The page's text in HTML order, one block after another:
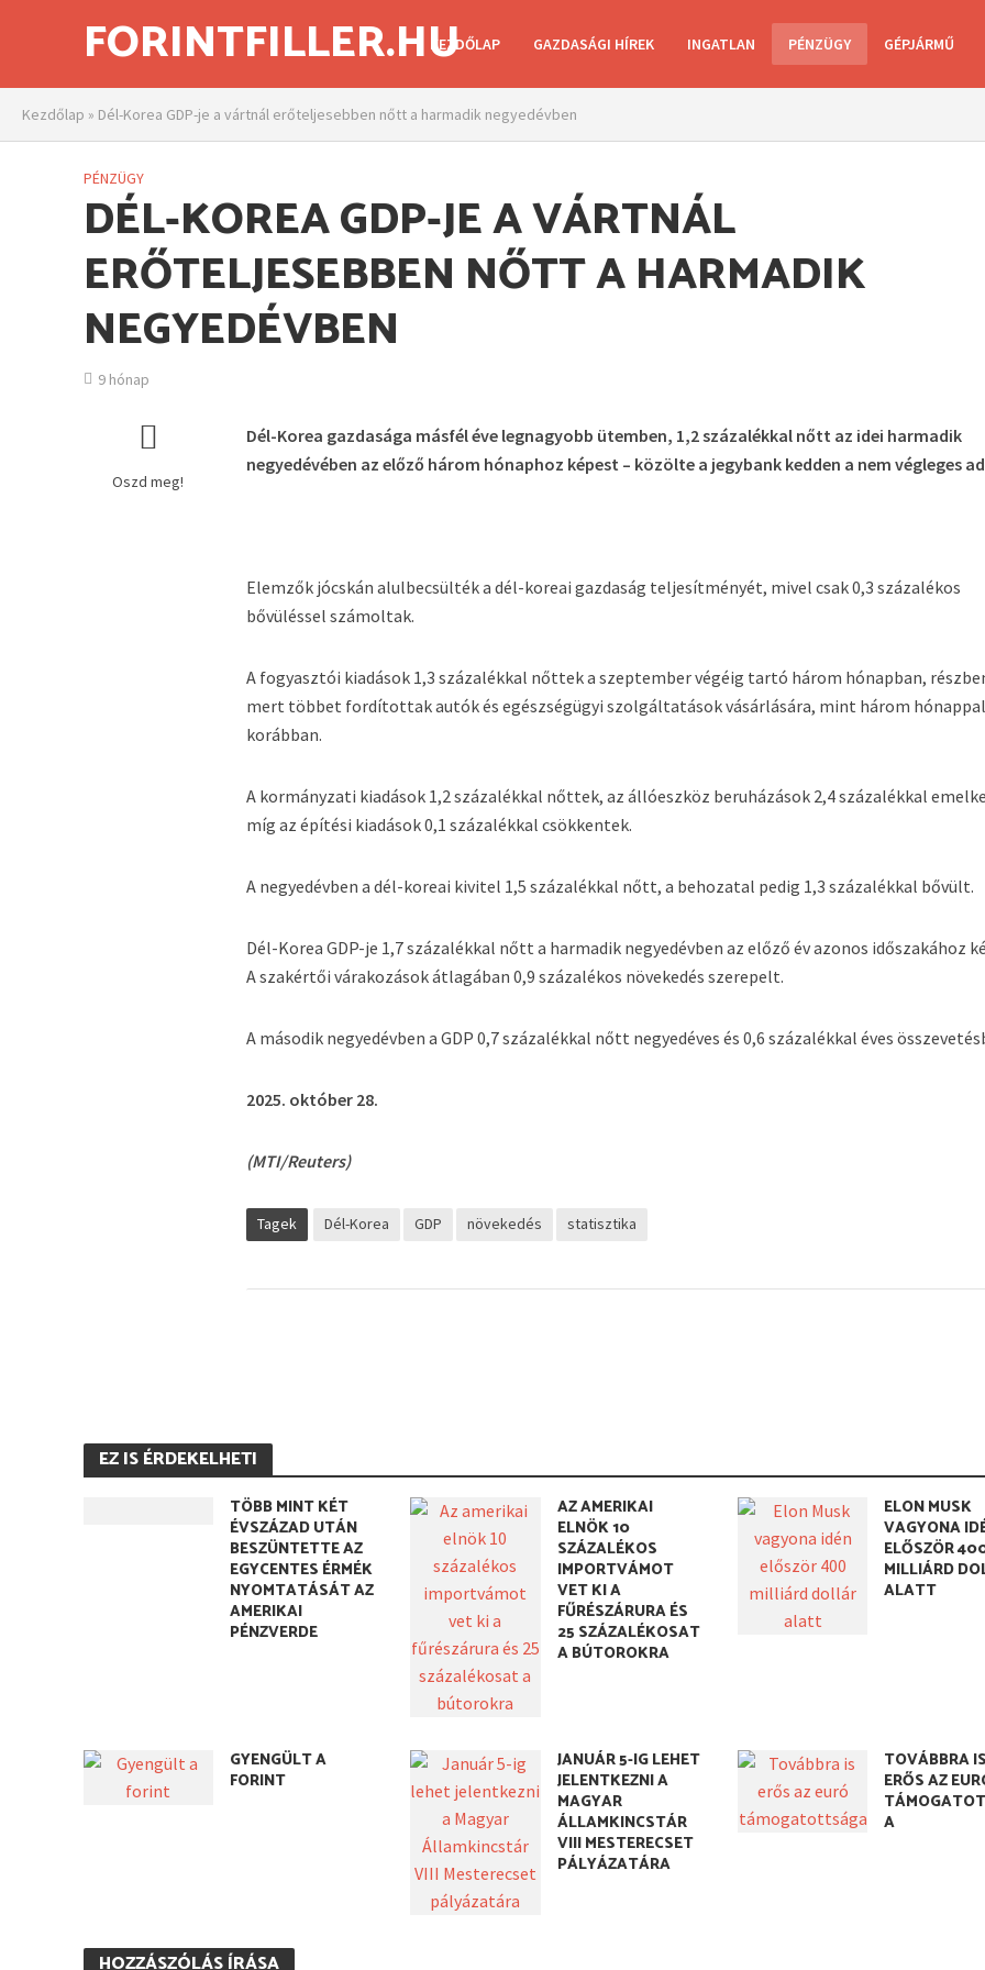
FORINTFILLER.HUKEZDŐLAP GAZDASÁGI HÍREK INGATLAN PÉNZÜGY GÉPJÁRMŰ
Kezdőlap » Dél-Korea GDP-je a vártnál erőteljesebben nőtt a harmadik negyedévben
PÉNZÜGY
DÉL-KOREA GDP-JE A VÁRTNÁL
ERŐTELJESEBBEN NŐTT A HARMADIK
NEGYEDÉVBEN
9 hónap
Oszd meg!
Dél-Korea gazdasága másfél éve legnagyobb ütemben, 1,2 százalékkal nőtt az idei harmadik
negyedévében az előző három hónaphoz képest – közölte a jegybank kedden a nem végleges
Elemzők jócskán alulbecsülték a dél-koreai gazdaság teljesítményét, mivel csak 0,3 százalékos
bővüléssel számoltak.
A fogyasztói kiadások 1,3 százalékkal nőttek a szeptember végéig tartó három hónapban,
mert többet fordítottak autók és egészségügyi szolgáltatások vásárlására, mint három
korábban.
A kormányzati kiadások 1,2 százalékkal nőttek, az állóeszköz beruházások 2,4 százalékkal
míg az építési kiadások 0,1 százalékkal csökkentek.
A negyedévben a dél-koreai kivitel 1,5 százalékkal nőtt, a behozatal pedig 1,3 százalékkal bővült.
Dél-Korea GDP-je 1,7 százalékkal nőtt a harmadik negyedévben az előző év azonos időszakához
A szakértői várakozások átlagában 0,9 százalékos növekedés szerepelt.
A második negyedévben a GDP 0,7 százalékkal nőtt negyedéves és 0,6 százalékkal éves
2025. október 28.
(MTI/Reuters)
Tagek Dél-Korea GDP növekedés statisztika
EZ IS ÉRDEKELHETI
TÖBB MINT KÉT
ÉVSZÁZAD UTÁN
BESZÜNTETTE AZ
EGYCENTES ÉRMÉK
NYOMTATÁSÁT AZ
AMERIKAI
PÉNZVERDE
AZ AMERIKAI
ELNÖK 10
SZÁZALÉKOS
IMPORTVÁMOT
VET KI A
FŰRÉSZÁRURA ÉS
25 SZÁZALÉKOSAT
A BÚTOROKRA
ELON MUSK
VAGYONA
ELŐSZÖR
MILLIÁRD
ALATT
GYENGÜLT A
FORINT
JANUÁR 5-IG LEHET
JELENTKEZNI A
MAGYAR
ÁLLAMKINCSTÁR
VIII MESTERECSET
PÁLYÁZATÁRA
TOVÁBBRA
ERŐS AZ
A
HOZZÁSZÓLÁS ÍRÁSA